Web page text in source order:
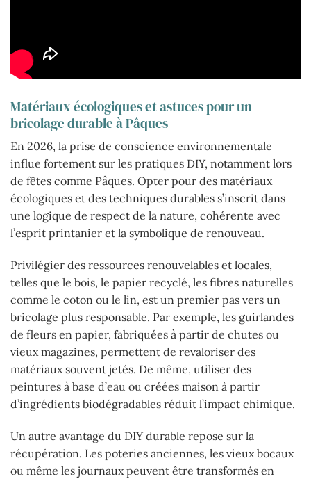
Matériaux écologiques et astuces pour un
bricolage durable à Pâques
En 2026, la prise de conscience environnementale
influe fortement sur les pratiques DIY, notamment lors
de fêtes comme Pâques. Opter pour des matériaux
écologiques et des techniques durables s’inscrit dans
une logique de respect de la nature, cohérente avec
l’esprit printanier et la symbolique de renouveau.
Privilégier des ressources renouvelables et locales,
telles que le bois, le papier recyclé, les fibres naturelles
comme le coton ou le lin, est un premier pas vers un
bricolage plus responsable. Par exemple, les guirlandes
de fleurs en papier, fabriquées à partir de chutes ou
vieux magazines, permettent de revaloriser des
matériaux souvent jetés. De même, utiliser des
peintures à base d’eau ou créées maison à partir
d’ingrédients biodégradables réduit l’impact chimique.
Un autre avantage du DIY durable repose sur la
récupération. Les poteries anciennes, les vieux bocaux
ou même les journaux peuvent être transformés en